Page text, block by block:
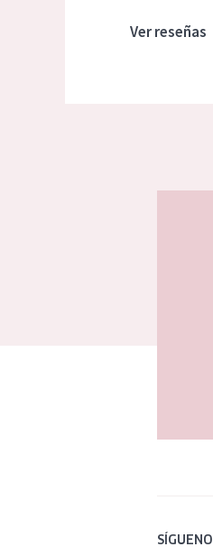
Ver reseñas